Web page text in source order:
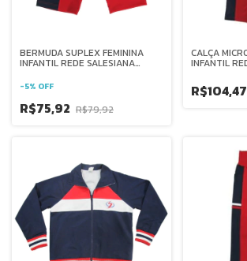
BERMUDA SUPLEX FEMININA
INFANTIL REDE SALESIANA
-5% OFF
R$75,92 R$79,92
CALÇA
INFANTIL
R$104,47